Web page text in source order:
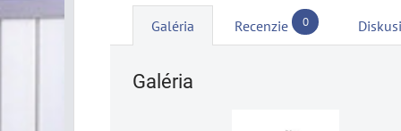
Galéria Recenzie 0
Galéria